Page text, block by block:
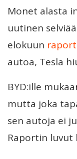
Monet alasta
uutinen
elokuun
autoa, Tesla
BYD:ille
mutta joka
sen autoja ei
Raportin luvut